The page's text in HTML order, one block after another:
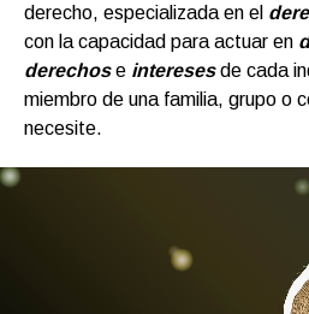
derecho, especializada en el
con la capacidad para actuar en
derechos e interesesde cada
miembro de una familia, grupo o
necesite.